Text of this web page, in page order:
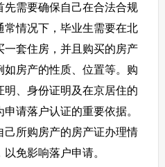
需要确保自己在合法合规
常情况下，毕业生需要在北
套住房，并且购买的房产
房产的性质、位置等。购
明、身份证明及在京居住的
请落户认证的重要依据。
己所购房产的房产证办理情
免影响落户申请。